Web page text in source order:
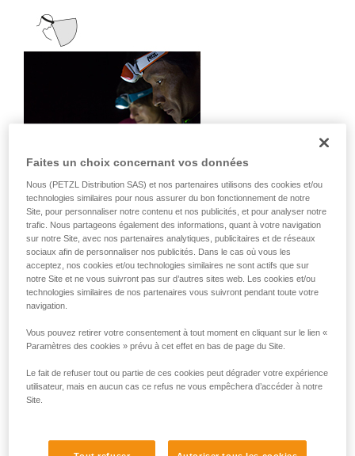
Il diffuse une lumière de proximité
homogène adaptée aux activités statiques
ou nécessitant peu de déplacements
rapides.
Activités : voyage, famille, enfants,
camping, bricolage, usages domestiques,
dépannage, lecture...
Faisceau mixte (large +
Faites un choix concernant vos données
Nous (PETZL Distribution SAS) et nos partenaires utilisons des cookies et/ou
technologies similaires pour nous assurer du bon fonctionnement de notre
Site, pour personnaliser notre contenu et nos publicités, et pour analyser notre
trafic. Nous partageons également des informations, quant à votre navigation
sur notre Site, avec nos partenaires analytiques, publicitaires et de réseaux
sociaux afin de personnaliser nos publicités. Dans le cas où vous les
acceptez, nos cookies et/ou technologies similaires ne sont actifs que sur
notre Site et ne vous suivront pas sur d’autres sites web. Les cookies et/ou
technologies similaires de nos partenaires vous suivront pendant toute votre
navigation.
Vous pouvez retirer votre consentement à tout moment en cliquant sur le lien «
Paramètres des cookies » prévu à cet effet en bas de page du Site.
Le fait de refuser tout ou partie de ces cookies peut dégrader votre expérience
utilisateur, mais en aucun cas ce refus ne vous empêchera d’accéder à notre
Site.